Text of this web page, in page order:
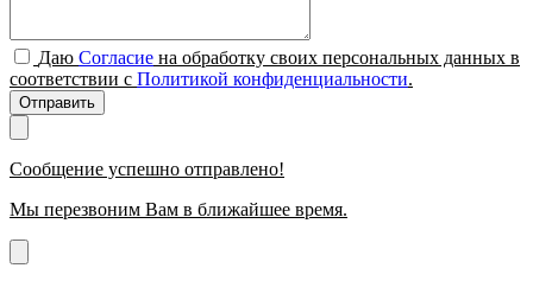
Даю Согласие на обработку своих персональных данных в
соответствии с Политикой конфиденциальности.
Отправить
Сообщение успешно отправлено!
Мы перезвоним Вам в ближайшее время.